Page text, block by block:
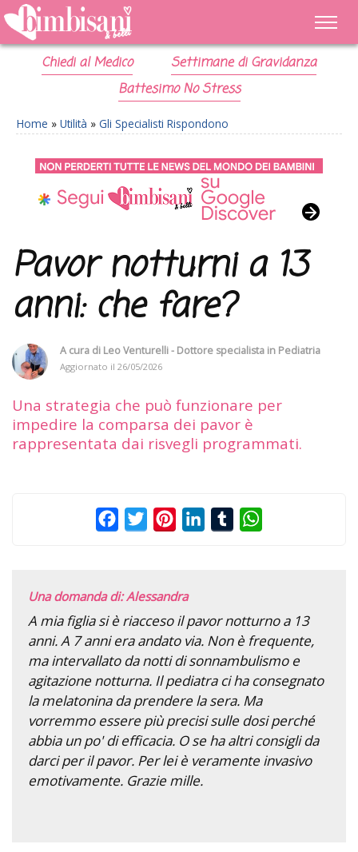
Chiedi al Medico
Settimane di Gravidanza
Battesimo No Stress
Home » Utilità » Gli Specialisti Rispondono
Pavor notturni a 13
anni: che fare?
A cura di Leo Venturelli - Dottore specialista in Pediatria
Aggiornato il 26/05/2026
Una strategia che può funzionare per
impedire la comparsa dei pavor è
rappresentata dai risvegli programmati.
FacebookTwitterPinterestLinkedInTumblr
Una domanda di: Alessandra
A mia figlia si è riacceso il pavor notturno a 13
anni. A 7 anni era andato via. Non è frequente,
ma intervallato da notti di sonnambulismo e
agitazione notturna. Il pediatra ci ha consegnato
la melatonina da prendere la sera. Ma
vorremmo essere più precisi sulle dosi perché
abbia un po' di efficacia. O se ha altri consigli da
darci per il pavor. Per lei è veramente invasivo
emotivamente. Grazie mille.